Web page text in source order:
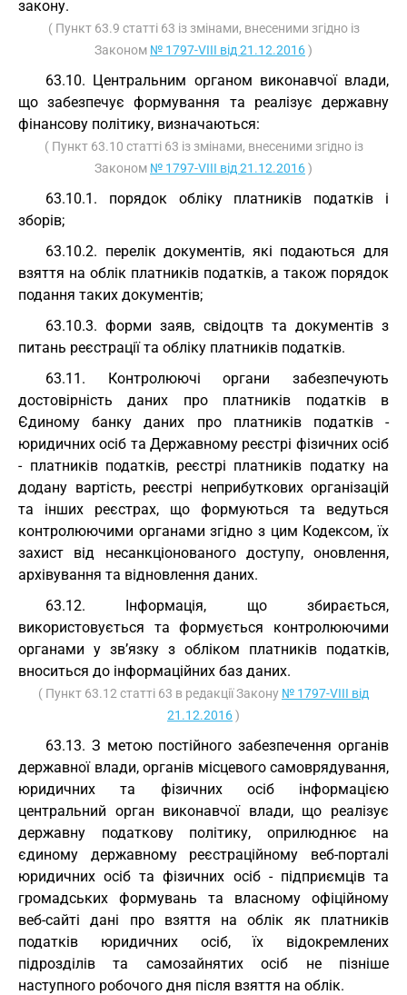
закону.
( Пункт 63.9 статті 63 із змінами, внесеними згідно із
Законом № 1797-VIII від 21.12.2016)
63.10. Центральним органом виконавчої влади,
що забезпечує формування та реалізує державну
фінансову політику, визначаються:
( Пункт 63.10 статті 63 із змінами, внесеними згідно із
Законом № 1797-VIII від 21.12.2016)
63.10.1. порядок обліку платників податків і
зборів;
63.10.2. перелік документів, які подаються для
взяття на облік платників податків, а також порядок
подання таких документів;
63.10.3. форми заяв, свідоцтв та документів з
питань реєстрації та обліку платників податків.
63.11. Контролюючі органи забезпечують
достовірність даних про платників податків в
Єдиному банку даних про платників податків -
юридичних осіб та Державному реєстрі фізичних осіб
- платників податків, реєстрі платників податку на
додану вартість, реєстрі неприбуткових організацій
та інших реєстрах, що формуються та ведуться
контролюючими органами згідно з цим Кодексом, їх
захист від несанкціонованого доступу, оновлення,
архівування та відновлення даних.
63.12. Інформація, що збирається,
використовується та формується контролюючими
органами у зв’язку з обліком платників податків,
вноситься до інформаційних баз даних.
( Пункт 63.12 статті 63 в редакції Закону № 1797-VIII від
21.12.2016)
63.13. З метою постійного забезпечення органів
державної влади, органів місцевого самоврядування,
юридичних та фізичних осіб інформацією
центральний орган виконавчої влади, що реалізує
державну податкову політику, оприлюднює на
єдиному державному реєстраційному веб-порталі
юридичних осіб та фізичних осіб - підприємців та
громадських формувань та власному офіційному
веб-сайті дані про взяття на облік як платників
податків юридичних осіб, їх відокремлених
підрозділів та самозайнятих осіб не пізніше
наступного робочого дня після взяття на облік.